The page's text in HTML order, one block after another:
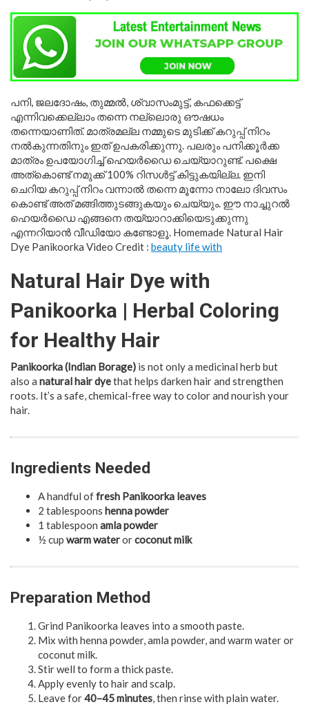
പനി, ജലദോഷം, തുമ്മൽ, ശ്വാസംമുട്ട്, കഫക്കെട്ട്
എന്നിവക്കെല്ലാം തന്നെ നല്ലൊരു ഔഷധം
തന്നെയാണിത്. മാത്രമല്ല നമ്മുടെ മുടിക്ക് കറുപ്പ് നിറം
നൽകുന്നതിനും ഇത് ഉപകരിക്കുന്നു. പലരും പനിക്കൂർക്ക
മാത്രം ഉപയോഗിച്ച് ഹെയർഡൈ ചെയ്യാറുണ്ട്. പക്ഷെ
അത്കൊണ്ട് നമുക്ക് 100% റിസൾട്ട് കിട്ടുകയില്ല. ഇനി
ചെറിയ കറുപ്പ്‌ നിറം വന്നാൽ തന്നെ മൂന്നോ നാലോ ദിവസം
കൊണ്ട് അത് മങ്ങിത്തുടങ്ങുകയും ചെയ്യും. ഈ നാച്ചുറൽ
ഹെയർഡൈ എങ്ങനെ തയ്യാറാക്കിയെടുക്കുന്നു
എന്നറിയാൻ വീഡിയോ കണ്ടോളൂ. Homemade Natural Hair
Dye Panikoorka Video Credit : beauty life with
Natural Hair Dye with
Panikoorka | Herbal Coloring
for Healthy Hair
Panikoorka (Indian Borage) is not only a medicinal herb but
also a natural hair dyethat helps darken hair and strengthen
roots. It’s a safe, chemical-free way to color and nourish your
hair.
Ingredients Needed
A handful offresh Panikoorka leaves
2 tablespoons henna powder
1 tablespoon amla powder
½ cup warm waterorcoconut milk
Preparation Method
Grind Panikoorka leaves into a smooth paste.
Mix with henna powder, amla powder, and warm water or
coconut milk.
Stir well to form a thick paste.
Apply evenly to hair and scalp.
Leave for40–45 minutes, then rinse with plain water.